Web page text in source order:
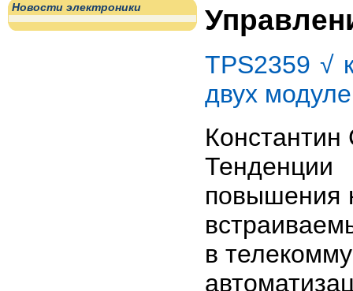
Новости электроники
TPS2359 √
двух
повышения
в